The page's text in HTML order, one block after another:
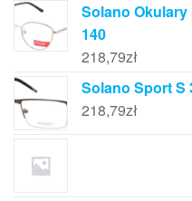
Solano Okulary
140
218,79zł
Solano Sport S
218,79zł